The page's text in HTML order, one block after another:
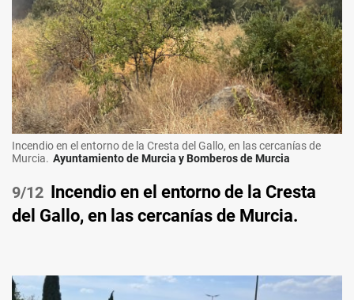
Incendio en el entorno de la Cresta del Gallo, en las cercanías de
Murcia. Ayuntamiento de Murcia y Bomberos de Murcia
/12
Incendio en el entorno de la Cresta
del Gallo, en las cercanías de Murcia.